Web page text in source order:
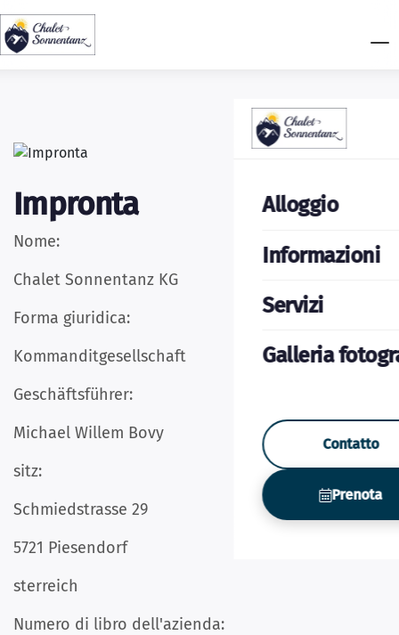
Alloggio
Informazioni
Servizi
Galleria
Contatto
Prenota
Impronta
Nome:
Chalet Sonnentanz KG
Forma giuridica:
Kommanditgesellschaft
Geschäftsführer:
Michael Willem Bovy
sitz:
Schmiedstrasse 29
5721 Piesendorf
sterreich
Numero di libro dell'azienda: